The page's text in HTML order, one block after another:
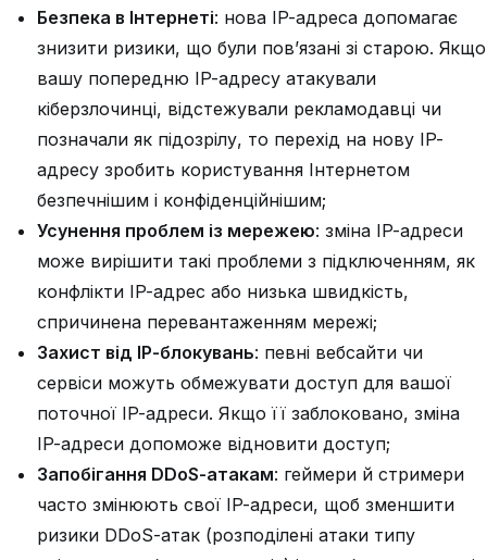
Безпека в Інтернеті: нова IP-адреса допомагає
знизити ризики, що були пов’язані зі старою. Якщо
вашу попередню IP-адресу атакували
кіберзлочинці, відстежували рекламодавці чи
позначали як підозрілу, то перехід на нову IP-
адресу зробить користування Інтернетом
безпечнішим і конфіденційнішим;
Усунення проблем із мережею: зміна IP-адреси
може вирішити такі проблеми з підключенням, як
конфлікти IP-адрес або низька швидкість,
спричинена перевантаженням мережі;
Захист від IP-блокувань: певні вебсайти чи
сервіси можуть обмежувати доступ для вашої
поточної IP-адреси. Якщо її заблоковано, зміна
IP-адреси допоможе відновити доступ;
Запобігання DDoS-атакам: геймери й стримери
часто змінюють свої IP-адреси, щоб зменшити
ризики DDoS-атак (розподілені атаки типу